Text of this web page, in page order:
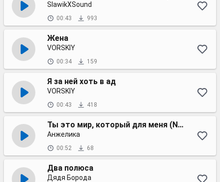
SlawikXSound
00:43 993
Жена
VORSKIY
00:34 159
Я за ней хоть в ад
VORSKIY
00:43 418
Ты это мир, который для меня (New version)
Анжелика
00:52 68
Два полюса
Дядя Борода